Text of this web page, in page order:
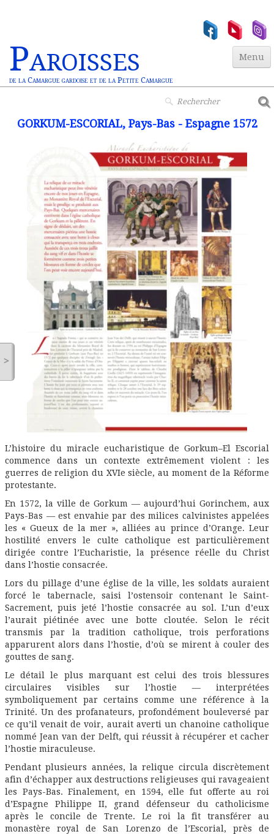
Paroisses
de la Camargue gardoise et de la Petite Camargue
Menu
Jeunesse▼
Vie Chrétienne
Miracles Euchar.
>
GORKUM-ESCORIAL, Pays-Bas - Espagne 1572
L’histoire du miracle eucharistique de Gorkum–El Escorial
commence dans un contexte extrêmement violent : les
guerres de religion du XVIe siècle, au moment de la Réforme
protestante.
En 1572, la ville de Gorkum — aujourd’hui Gorinchem, aux
Pays-Bas — est envahie par des milices calvinistes appelées
les « Gueux de la mer », alliées au prince d’Orange. Leur
hostilité envers le culte catholique est particulièrement
dirigée contre l’Eucharistie, la présence réelle du Christ
dans l’hostie consacrée.
Lors du pillage d’une église de la ville, les soldats auraient
forcé le tabernacle, saisi l’ostensoir contenant le Saint-
Sacrement, puis jeté l’hostie consacrée au sol. L’un d’eux
l’aurait piétinée avec une botte cloutée. Selon le récit
transmis par la tradition catholique, trois perforations
apparurent alors dans l’hostie, d’où se mirent à couler des
gouttes de sang.
Le détail le plus marquant est celui des trois blessures
circulaires visibles sur l’hostie — interprétées
symboliquement par certains comme une référence à la
Trinité. Un des profanateurs, profondément bouleversé par
ce qu’il venait de voir, aurait averti un chanoine catholique
nommé Jean van der Delft, qui réussit à récupérer et cacher
l’hostie miraculeuse.
Pendant plusieurs années, la relique circula discrètement
afin d’échapper aux destructions religieuses qui ravageaient
les Pays-Bas. Finalement, en 1594, elle fut offerte au roi
d’Espagne Philippe II, grand défenseur du catholicisme
après le concile de Trente. Le roi la fit transférer au
monastère royal de San Lorenzo de l’Escorial, près de